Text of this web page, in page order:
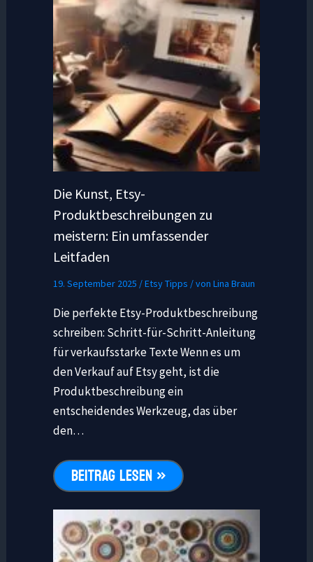
Die Kunst, Etsy-
Produktbeschreibungen zu
meistern: Ein umfassender
Leitfaden
19. September 2025 /Etsy Tipps / von Lina Braun
Die perfekte Etsy-Produktbeschreibung
schreiben: Schritt-für-Schritt-Anleitung
für verkaufsstarke Texte Wenn es um
den Verkauf auf Etsy geht, ist die
Produktbeschreibung ein
entscheidendes Werkzeug, das über
den…
BEITRAG LESEN »